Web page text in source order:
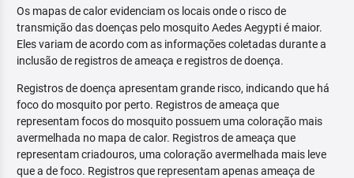
Os mapas de calor evidenciam os locais onde o risco de
transmição das doenças pelo mosquito Aedes Aegypti é maior.
Eles variam de acordo com as informações coletadas durante a
inclusão de registros de ameaça e registros de doença.
Registros de doença apresentam grande risco, indicando que há
foco do mosquito por perto. Registros de ameaça que
representam focos do mosquito possuem uma coloração mais
avermelhada no mapa de calor. Registros de ameaça que
representam criadouros, uma coloração avermelhada mais leve
que a de foco. Registros que representam apenas ameaça de